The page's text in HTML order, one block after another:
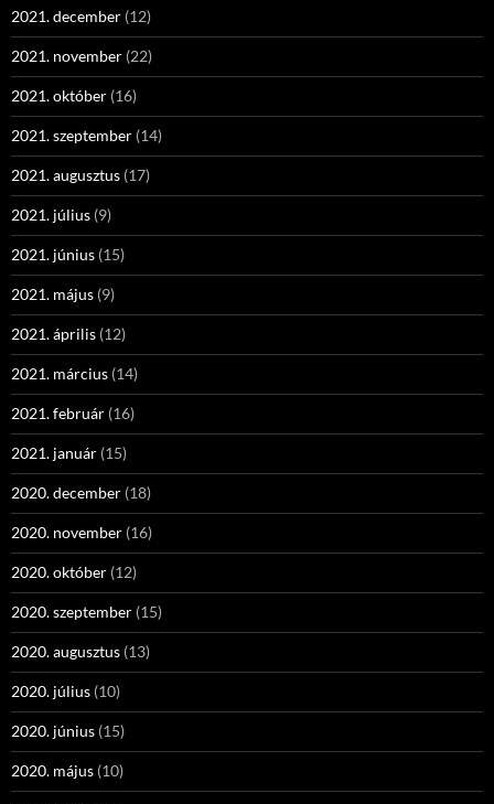
2021. december (12)
2021. november (22)
2021. október (16)
2021. szeptember (14)
2021. augusztus (17)
2021. július (9)
2021. június (15)
2021. május (9)
2021. április (12)
2021. március (14)
2021. február (16)
2021. január (15)
2020. december (18)
2020. november (16)
2020. október (12)
2020. szeptember (15)
2020. augusztus (13)
2020. július (10)
2020. június (15)
2020. május (10)